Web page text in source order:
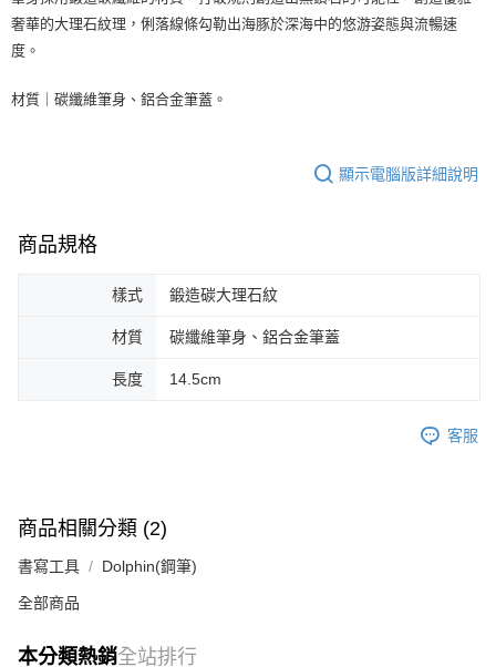
奢華的大理石紋理，俐落線條勾勒出海豚於深海中的悠游姿態與流暢速
度。
材質｜碳纖維筆身、鋁合金筆蓋。
顯示電腦版詳細說明
商品規格
樣式 鍛造碳大理石紋
材質 碳纖維筆身、鋁合金筆蓋
長度 14.5cm
客服
商品相關分類 (2)
書寫工具 Dolphin(鋼筆)
全部商品
本分類熱銷全站排行